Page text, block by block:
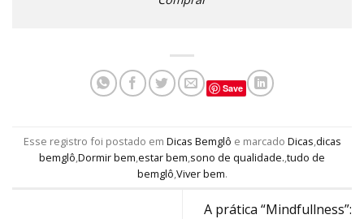
Save
Esse registro foi postado em Dicas Bemglô e marcado Dicas,dicas
bemglô,Dormir bem,estar bem,sono de qualidade.,tudo de
bemglô,Viver bem.
A prática “Mindfullness”: